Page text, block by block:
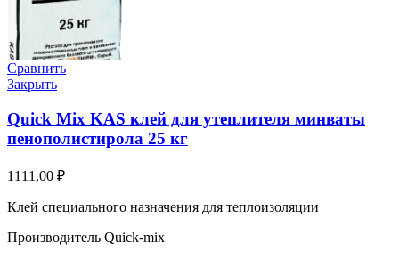
Сравнить
Закрыть
Quick Mix KAS клей для утеплителя минваты
пенополистирола 25 кг
1111,00 ₽
Клей специального назначения для теплоизоляции
Производитель Quick-mix